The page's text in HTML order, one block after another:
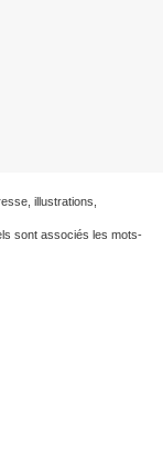
illustrations,
sont associés les mots-